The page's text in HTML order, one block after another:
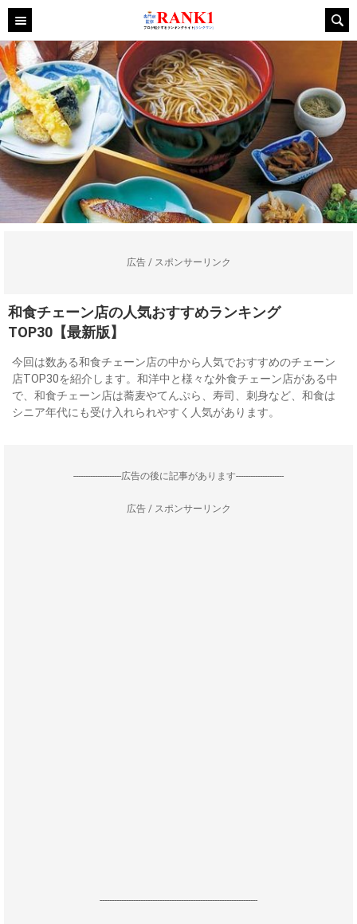
広告 / スポンサーリンク
和食チェーン店の人気おすすめランキング
TOP30【最新版】
今回は数ある和食チェーン店の中から人気でおすすめのチェーン
店TOP30を紹介します。和洋中と様々な外食チェーン店がある中
で、和食チェーン店は蕎麦やてんぷら、寿司、刺身など、和食は
シニア年代にも受け入れられやすく人気があります。
--------------------広告の後に記事があります--------------------
広告 / スポンサーリンク
------------------------------------------------------------------